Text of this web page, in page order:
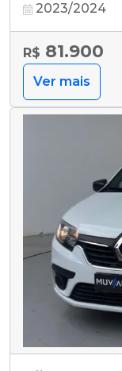
2023/2024
R$ 81.900
Ver mais